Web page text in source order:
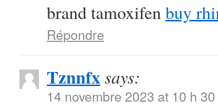
brand tamoxifenbuy
Répondre
Tznnfxsays:
14 novembre 2023 at 10 h